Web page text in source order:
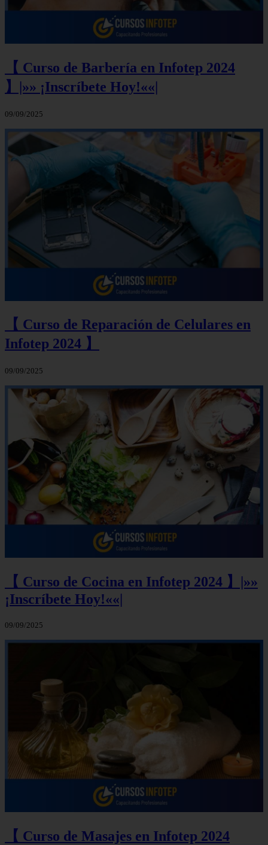
【 Curso de Barbería en Infotep 2024
】|»» ¡Inscríbete Hoy!««|
09/09/2025
【 Curso de Reparación de Celulares en
Infotep 2024 】
09/09/2025
【 Curso de Cocina en Infotep 2024 】|»»
¡Inscríbete Hoy!««|
09/09/2025
【 Curso de Masajes en Infotep 2024